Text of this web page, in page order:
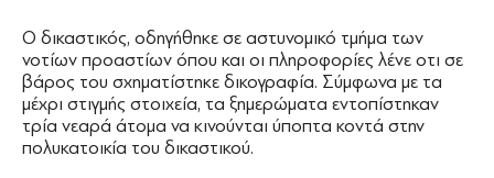
Ο δικαστικός, οδηγήθηκε σε αστυνομικό τμήμα των
νοτίων προαστίων όπου και οι πληροφορίες λένε οτι σε
βάρος του σχηματίστηκε δικογραφία. Σύμφωνα με τα
μέχρι στιγμής στοιχεία, τα ξημερώματα εντοπίστηκαν
τρία νεαρά άτομα να κινούνται ύποπτα κοντά στην
πολυκατοικία του δικαστικού.